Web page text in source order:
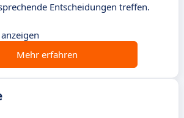
Entscheidungen treffen.
Mehr erfahren